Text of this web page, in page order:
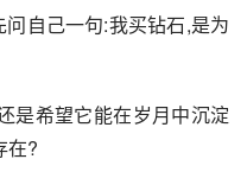
自己一句:我买钻石,是为
是希望它能在岁月中沉淀
在?